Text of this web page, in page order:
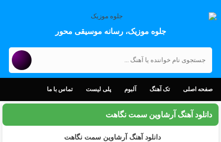
جلوه موزیک، رسانه موسیقی محور
صفحه اصلی تک آهنگ آلبوم پلی لیست تماس با ما
دانلود آهنگ آرشاوین سمت نگاهت
دانلود آهنگ آرشاوین سمت نگاهت